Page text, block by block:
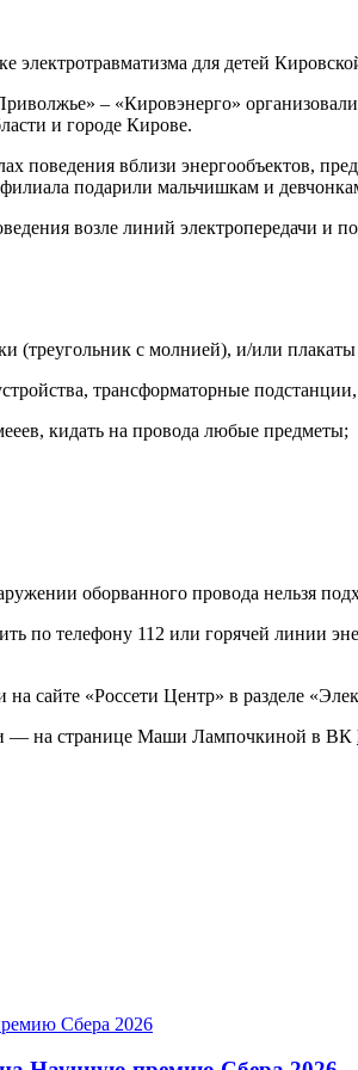
– «Кировэнерго»
и городе Кирове.
поведения вблизи энергообъектов,
подарили мальчишкам и
возле линий электропередачи и
(треугольник с молнией), и/или
трансформаторные
кидать на провода любые предметы;
оборванного провода нельзя
по телефону 112 или горячей линии
сайте «Россети Центр» в разделе
— на странице Маши Лампочкиной в ВК